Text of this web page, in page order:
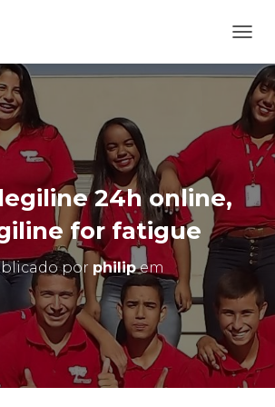
L
T
E
R
N
A
N
A
E
G
O
24h online,
for fatigue
por philipem